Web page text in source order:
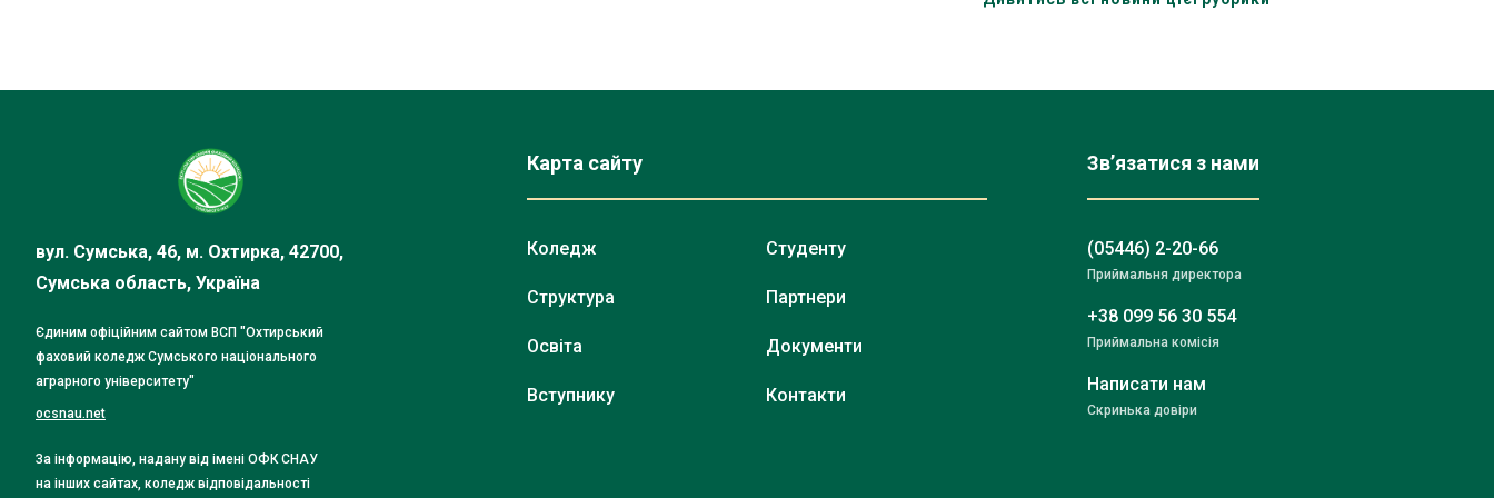
вул. Сумська, 46, м. Охтирка, 42700,
Сумська область, Україна
Єдиним офіційним сайтом ВСП "Охтирський
фаховий коледж Сумського національного
аграрного університету"
ocsnau.net
За інформацію, надану від імені ОФК СНАУ
на інших сайтах, коледж відповідальності
Карта сайту
Коледж
Структура
Освіта
Вступнику
Студенту
Партнери
Документи
Контакти
Зв’язатися з нами
(05446) 2-20-66
Приймальня директора
+38 099 56 30 554
Приймальна комісія
Написати нам
Скринька довіри